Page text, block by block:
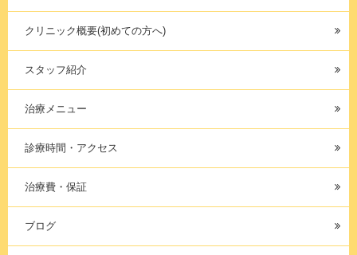
クリニック概要(初めての方へ)
スタッフ紹介
治療メニュー
診療時間・アクセス
治療費・保証
ブログ